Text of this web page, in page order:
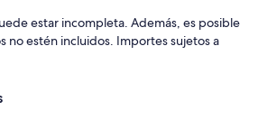
estar incompleta. Además, es posible
no estén incluidos. Importes sujetos a